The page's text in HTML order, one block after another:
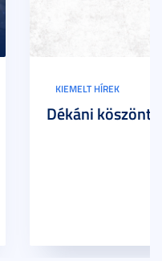
KIEMELT HÍREK
Dékáni köszöntő